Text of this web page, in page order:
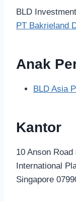
BLD
PT Bakrieland
Anak
BLD Asia
Kantor
10 Anson Road
International
Singapore